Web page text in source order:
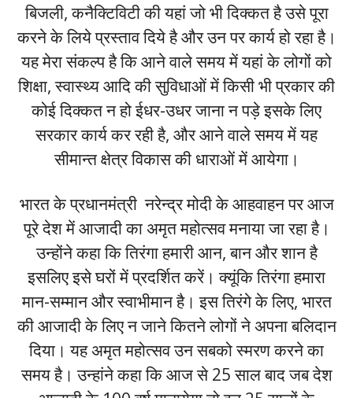
बिजली, कनैक्टिविटी की यहां जो भी दिक्कत है उसे पूरा
करने के लिये प्रस्ताव दिये है और उन पर कार्य हो रहा है।
यह मेरा संकल्प है कि आने वाले समय में यहां के लोगों को
शिक्षा, स्वास्थ्य आदि की सुविधाओं में किसी भी प्रकार की
कोई दिक्कत न हो ईधर-उधर जाना न पड़े इसके लिए
सरकार कार्य कर रही है, और आने वाले समय में यह
सीमान्त क्षेत्र विकास की धाराओं में आयेगा।
भारत के प्रधानमंत्री नरेन्द्र मोदी के आहवाहन पर आज
पूरे देश में आजादी का अमृत महोत्सव मनाया जा रहा है।
उन्होंने कहा कि तिरंगा हमारी आन, बान और शान है
इसलिए इसे घरों में प्रदर्शित करें। क्यूंकि तिरंगा हमारा
मान-सम्मान और स्वाभीमान है। इस तिरंगे के लिए, भारत
की आजादी के लिए न जाने कितने लोगों ने अपना बलिदान
दिया। यह अमृत महोत्सव उन सबको स्मरण करने का
समय है। उन्हांने कहा कि आज से 25 साल बाद जब देश